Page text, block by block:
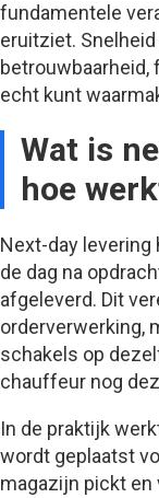
fundamentele
eruitziet.
echt kunt
Wat is
hoe
Next-day
de dag na
afgeleverd. Dit
orderverwerking,
schakels op
chauffeur nog
In de praktijk
wordt geplaatst
magazijn pickt en